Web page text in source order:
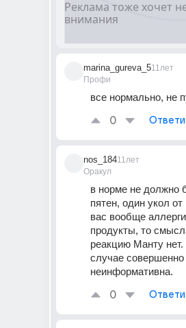
marina_gureva_5
Профи
11лет
все нормально, не
0
nos_184
Оракул
11лет
в норме не должно
пятен, один укол
вас вообще
продукты, то
реакцию Манту
случае совершенно
неинформативна.
0